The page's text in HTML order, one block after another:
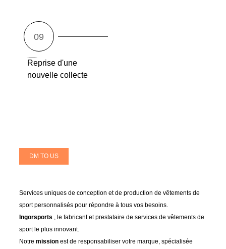
Reprise d'une
nouvelle collecte
DM TO US
Services uniques de conception et de production de vêtements de
sport personnalisés pour répondre à tous vos besoins.
Ingorsports , le fabricant et prestataire de services de vêtements de
sport le plus innovant.
Notremissionest de responsabiliser votre marque, spécialisée